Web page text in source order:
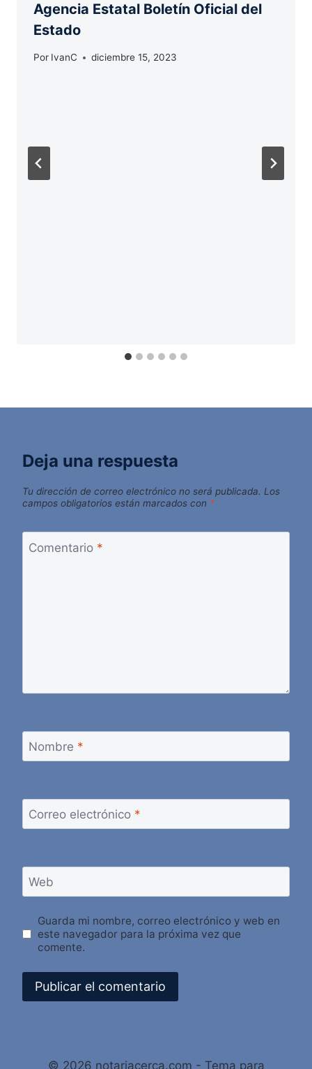
Agencia Estatal Boletín Oficial del
Estado
Por IvanC diciembre 15, 2023
Deja una respuesta
Tu dirección de correo electrónico no será publicada. Los
campos obligatorios están marcados con *
Comentario *
Nombre *
Correo electrónico *
Web
Guarda mi nombre, correo electrónico y web en
este navegador para la próxima vez que
comente.
© 2026 notariacerca.com - Tema para